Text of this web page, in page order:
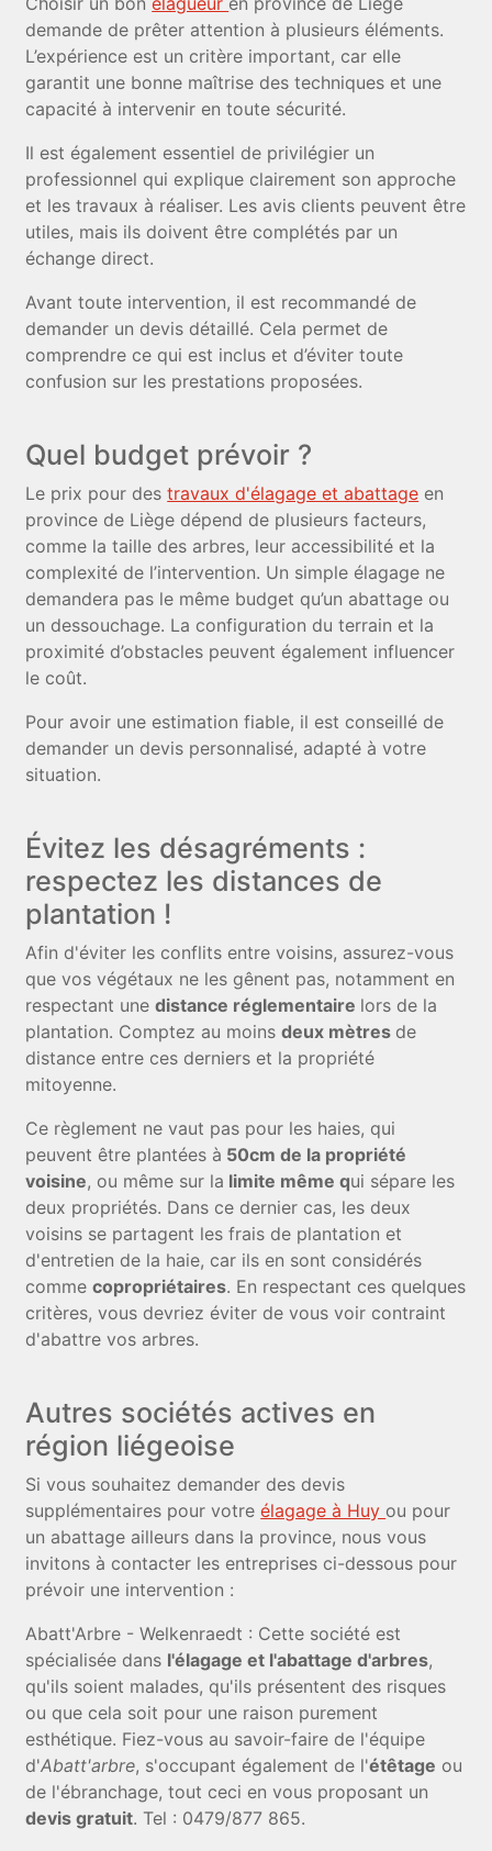
demande de prêter attention à plusieurs éléments.
L’expérience est un critère important, car elle
garantit une bonne maîtrise des techniques et une
capacité à intervenir en toute sécurité.
Il est également essentiel de privilégier un
professionnel qui explique clairement son approche
et les travaux à réaliser. Les avis clients peuvent être
utiles, mais ils doivent être complétés par un
échange direct.
Avant toute intervention, il est recommandé de
demander un devis détaillé. Cela permet de
comprendre ce qui est inclus et d’éviter toute
confusion sur les prestations proposées.
Quel budget prévoir ?
Le prix pour destravaux d'élagage et abattage en
province de Liège dépend de plusieurs facteurs,
comme la taille des arbres, leur accessibilité et la
complexité de l’intervention. Un simple élagage ne
demandera pas le même budget qu’un abattage ou
un dessouchage. La configuration du terrain et la
proximité d’obstacles peuvent également influencer
le coût.
Pour avoir une estimation fiable, il est conseillé de
demander un devis personnalisé, adapté à votre
situation.
Évitez les désagréments :
respectez les distances de
plantation !
Afin d'éviter les conflits entre voisins, assurez-vous
que vos végétaux ne les gênent pas, notamment en
respectant unedistance réglementaire lors de la
plantation. Comptez au moinsdeux mètres de
distance entre ces derniers et la propriété
mitoyenne.
Ce règlement ne vaut pas pour les haies, qui
peuvent être plantées à 50cm de la propriété
voisine, ou même sur la limite même qui sépare les
deux propriétés. Dans ce dernier cas, les deux
voisins se partagent les frais de plantation et
d'entretien de la haie, car ils en sont considérés
commecopropriétaires. En respectant ces quelques
critères, vous devriez éviter de vous voir contraint
d'abattre vos arbres.
Autres sociétés actives en
région liégeoise
Si vous souhaitez demander des devis
supplémentaires pour votreélagage à Huy ou pour
un abattage ailleurs dans la province, nous vous
invitons à contacter les entreprises ci-dessous pour
prévoir une intervention :
Abatt'Arbre - Welkenraedt : Cette société est
spécialisée dans l'élagage et l'abattage d'arbres,
qu'ils soient malades, qu'ils présentent des risques
ou que cela soit pour une raison purement
esthétique. Fiez-vous au savoir-faire de l'équipe
d'Abatt'arbre, s'occupant également de l'étêtage ou
de l'ébranchage, tout ceci en vous proposant un
devis gratuit. Tel : 0479/877 865.